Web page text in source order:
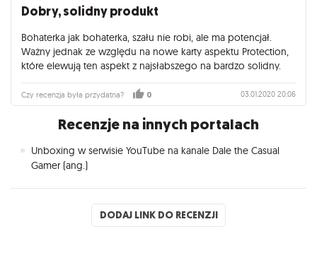
Dobry, solidny produkt
Bohaterka jak bohaterka, szału nie robi, ale ma potencjał.
Ważny jednak ze względu na nowe karty aspektu Protection,
które elewują ten aspekt z najsłabszego na bardzo solidny.
Czy recenzja była przydatna? 0 03.01.2020 20:06
Recenzje na innych portalach
Unboxing w serwisie YouTube na kanale Dale the Casual
Gamer (ang.)
DODAJ LINK DO RECENZJI